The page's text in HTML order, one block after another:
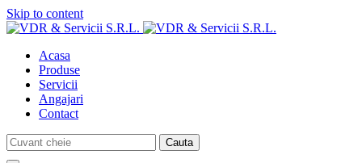
Skip to content
Acasa
Produse
Servicii
Angajari
Contact